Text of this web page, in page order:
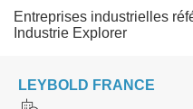
Entreprises industrielles
Industrie Explorer
LEYBOLD FRANCE